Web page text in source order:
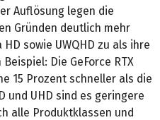
Auflösung legen die
Gründen deutlich mehr
sowie UWQHD zu als ihre
Die GeForce RTX
15 Prozent schneller als die
und UHD sind es geringere
alle Produktklassen und